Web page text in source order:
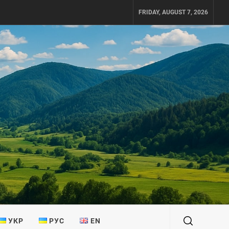
FRIDAY, AUGUST 7, 2026
УКР РУС EN